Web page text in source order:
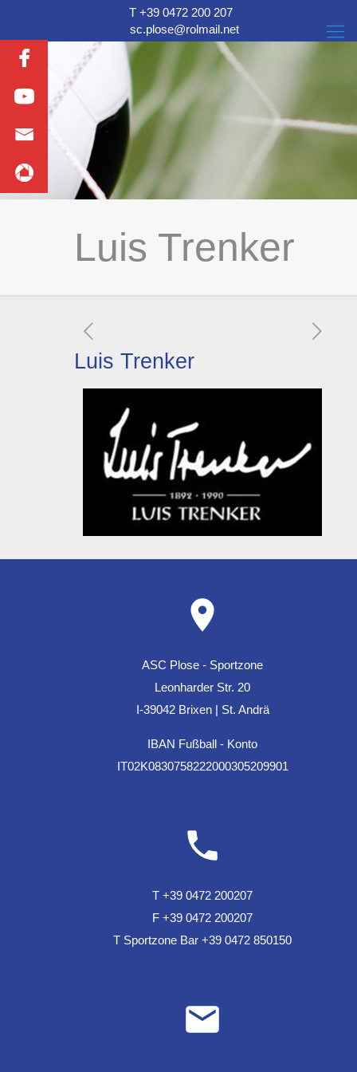
T +39 0472 200 207
sc.plose@rolmail.net
Luis Trenker
Luis Trenker
ASC Plose - Sportzone
Leonharder Str. 20
I-39042 Brixen | St. Andrä
IBAN Fußball - Konto
IT02K0830758222000305209901
T +39 0472 200207
F +39 0472 200207
T Sportzone Bar +39 0472 850150